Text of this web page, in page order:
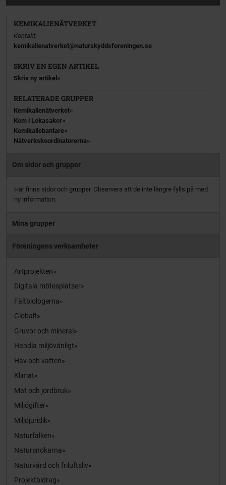
KEMIKALIENÄTVERKET
Kontakt:
kemikalienatverket@naturskyddsforeningen.se
SKRIV EN EGEN ARTIKEL
Skriv ny artikel
RELATERADE GRUPPER
Kemikalienätverket
Kem i Lekasaker
Kemikaliebantare
Nätverkskoordinatorerna
Om sidor och grupper
Här finns sidor och grupper. Observera att de inte längre fylls på med
ny information.
Mina grupper
Föreningens verksamheter
Artprojekten
Digitala mötesplatser
Fältbiologerna
Globalt
Gruvor och mineral
Handla miljövänligt
Hav och vatten
Klimat
Mat och jordbruk
Miljögifter
Miljöjuridik
Naturfalken
Natursnokarna
Naturvård och friluftsliv
Projektbidrag